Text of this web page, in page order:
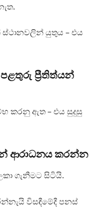
යුතුය – එය
ප්‍රීතිත්යන්
කරනු ඇත – එය සුදුසු
ආරාධනය කරන්න
ගැනීමට සිටියි.
විසඳීමේදී පනස්